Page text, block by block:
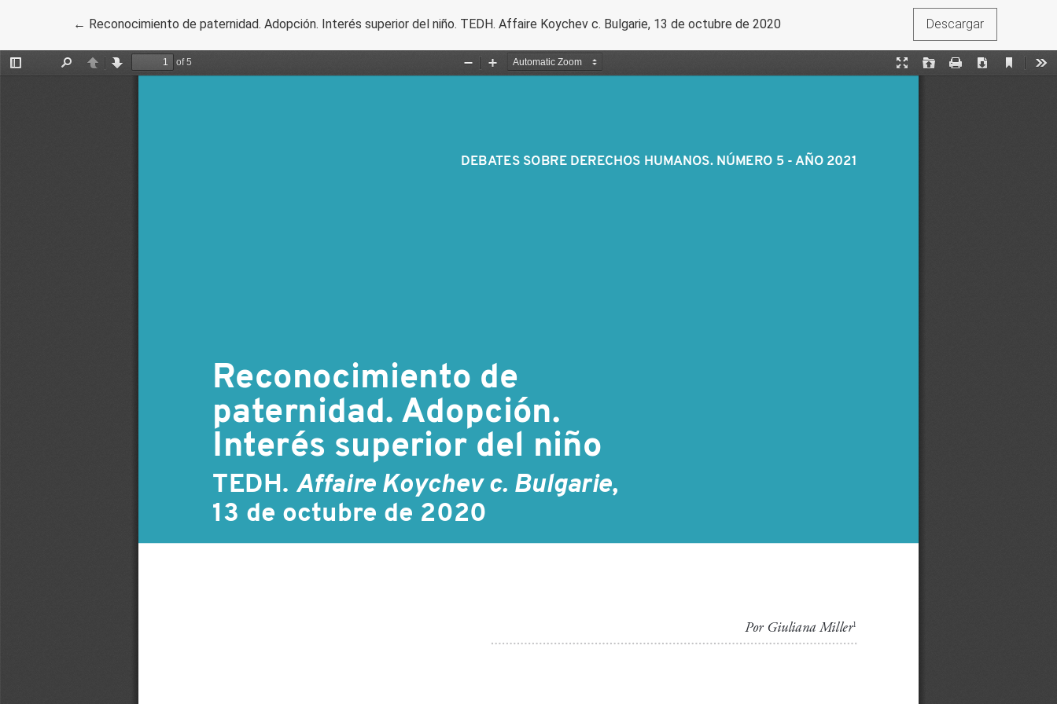
← Volver a los detalles del artículo
Reconocimiento de paternidad. Adopción. Interés superior del niño. TEDH. Affaire Koychev c. Bulgarie, 13 de octubre de 2020 Descargar